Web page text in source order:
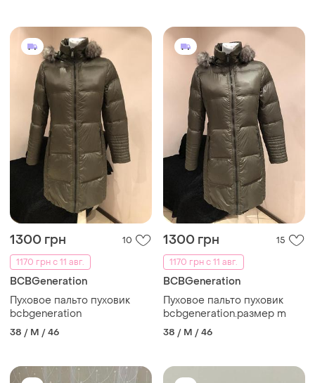
1300 грн
10
1170 грн с 11 авг.
BCBGeneration
Пуховое пальто пуховик
bcbgeneration
38 / M / 46
1300 грн
15
1170 грн с 11 авг.
BCBGeneration
Пуховое пальто пуховик
bcbgeneration.размер m
38 / M / 46